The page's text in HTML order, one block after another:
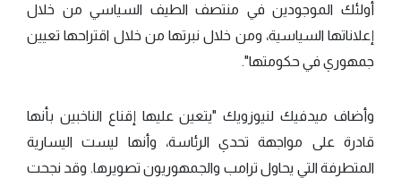
أولئك الموجودين في منتصف الطيف السياسي من خلال
إعلاناتها السياسية، ومن خلال نبرتها من خلال اقتراحها تعيين
جمهوري في حكومتها".
وأضاف ميدفيك لنيوزويك "يتعين عليها إقناع الناخبين بأنها
قادرة على مواجهة تحدي الرئاسة، وأنها ليست اليسارية
المتطرفة التي يحاول ترامب والجمهوريون تصويرها. وقد نجحت